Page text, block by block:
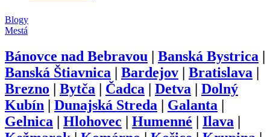
Blogy
Mestá
Bánovce nad Bebravou | Banská Bystrica |
Banská Štiavnica | Bardejov | Bratislava |
Brezno | Bytča | Čadca | Detva | Dolný
Kubín | Dunajská Streda | Galanta |
Gelnica | Hlohovec | Humenné | Ilava |